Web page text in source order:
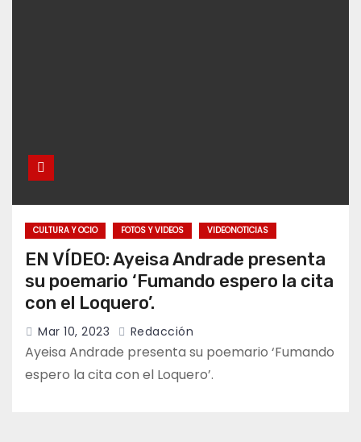
CULTURA Y OCIO FOTOS Y VIDEOS VIDEONOTICIAS
EN VÍDEO: Ayeisa Andrade presenta
su poemario ‘Fumando espero la cita
con el Loquero’.
Mar 10, 2023 Redacción
Ayeisa Andrade presenta su poemario ‘Fumando
espero la cita con el Loquero’.